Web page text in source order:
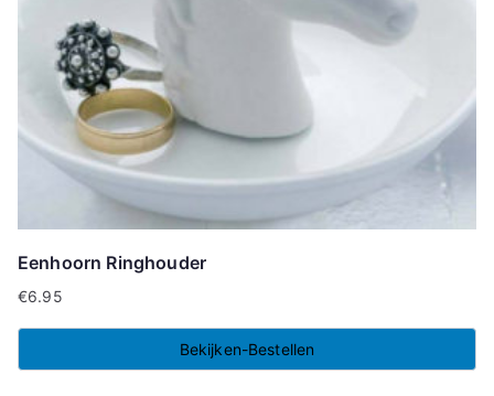
Eenhoorn Ringhouder
€6.95
Bekijken-Bestellen